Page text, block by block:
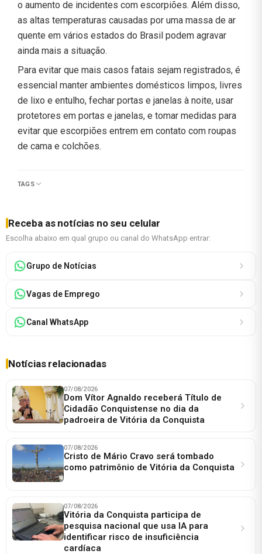
o aumento de incidentes com escorpiões. Além disso,
as altas temperaturas causadas por uma massa de ar
quente em vários estados do Brasil podem agravar
ainda mais a situação.
Para evitar que mais casos fatais sejam registrados, é
essencial manter ambientes domésticos limpos, livres
de lixo e entulho, fechar portas e janelas à noite, usar
protetores em portas e janelas, e tomar medidas para
evitar que escorpiões entrem em contato com roupas
de cama e colchões.
TAGS
Receba as notícias no seu celular
Escolha abaixo em qual grupo ou canal do WhatsApp entrar:
Grupo de Notícias
Vagas de Emprego
Canal WhatsApp
Notícias relacionadas
07/08/2026
Dom Vítor Agnaldo receberá Título de
Cidadão Conquistense no dia da
padroeira de Vitória da Conquista
07/08/2026
Cristo de Mário Cravo será tombado
como patrimônio de Vitória da Conquista
07/08/2026
Vitória da Conquista participa de
pesquisa nacional que usa IA para
identificar risco de insuficiência
cardíaca